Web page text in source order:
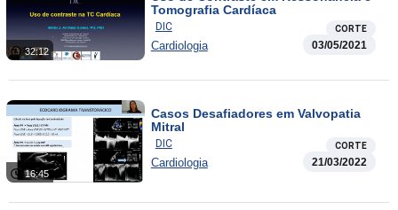
32:12
Tomografia Cardíaca
DIC CORTE
Cardiologia 03/05/2021
16:45
Casos Desafiadores em Valvopatia
Mitral
DIC CORTE
Cardiologia 21/03/2022